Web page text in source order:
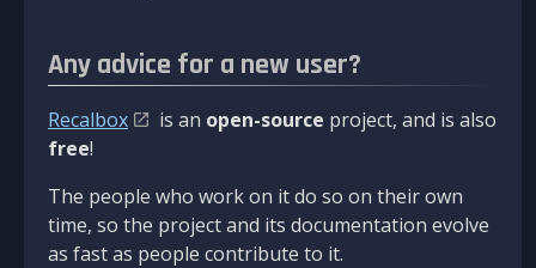
Any advice for a new user?
Recalbox is an open-source project, and is also
free!
The people who work on it do so on their own
time, so the project and its documentation evolve
as fast as people contribute to it.